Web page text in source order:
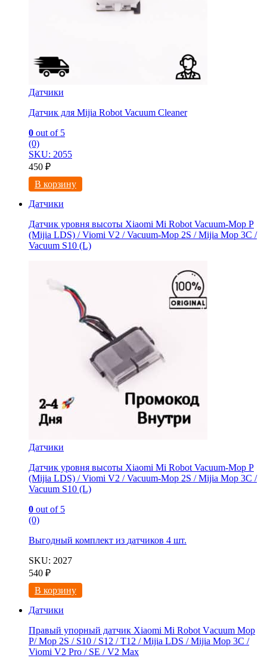
Датчики
Датчик для Mijia Robot Vacuum Cleaner
0 out of 5
(0)
SKU: 2055
450 ₽
В корзину
Датчики
Датчик уровня высоты Xiaomi Mi Robot Vacuum-Mop P
(Mijia LDS) / Viomi V2 / Vacuum-Mop 2S / Mijia Mop 3C /
Vacuum S10 (L)
Датчики
Датчик уровня высоты Xiaomi Mi Robot Vacuum-Mop P
(Mijia LDS) / Viomi V2 / Vacuum-Mop 2S / Mijia Mop 3C /
Vacuum S10 (L)
0 out of 5
(0)
Выгодный комплект из датчиков 4 шт.
SKU: 2027
540 ₽
В корзину
Датчики
Правый упорный датчик Xiaomi Мi Rоbоt Vаcuum Мoр
Р/ Мop 2S / S10 / S12 / Т12 / Мijiа LDS / Mijia Mop 3C /
Viоmi V2 Рrо / SE / V2 Мaх